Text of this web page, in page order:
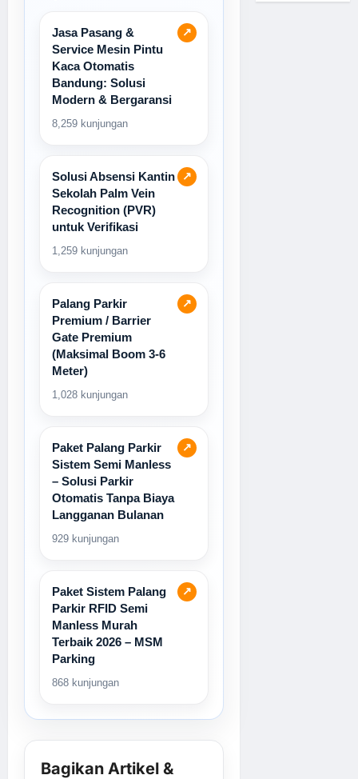
↗
Jasa Pasang &
Service Mesin Pintu
Kaca Otomatis
Bandung: Solusi
Modern & Bergaransi
8,259 kunjungan
↗
Solusi Absensi Kantin
Sekolah Palm Vein
Recognition (PVR)
untuk Verifikasi
1,259 kunjungan
↗
Palang Parkir
Premium / Barrier
Gate Premium
(Maksimal Boom 3-6
Meter)
1,028 kunjungan
↗
Paket Palang Parkir
Sistem Semi Manless
– Solusi Parkir
Otomatis Tanpa Biaya
Langganan Bulanan
929 kunjungan
↗
Paket Sistem Palang
Parkir RFID Semi
Manless Murah
Terbaik 2026 – MSM
Parking
868 kunjungan
Bagikan Artikel &